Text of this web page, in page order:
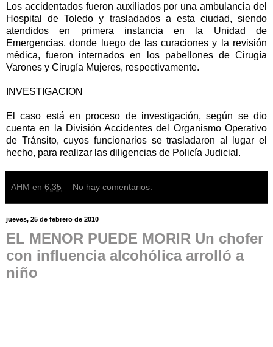
Los accidentados fueron auxiliados por una ambulancia del
Hospital de Toledo y trasladados a esta ciudad, siendo
atendidos en primera instancia en la Unidad de
Emergencias, donde luego de las curaciones y la revisión
médica, fueron internados en los pabellones de Cirugía
Varones y Cirugía Mujeres, respectivamente.
INVESTIGACION
El caso está en proceso de investigación, según se dio
cuenta en la División Accidentes del Organismo Operativo
de Tránsito, cuyos funcionarios se trasladaron al lugar el
hecho, para realizar las diligencias de Policía Judicial.
AHM en 6:35 No hay comentarios:
jueves, 25 de febrero de 2010
EL MENOR PUEDE MORIR Un chofer
con influencia alcohólica arrolló a
niño